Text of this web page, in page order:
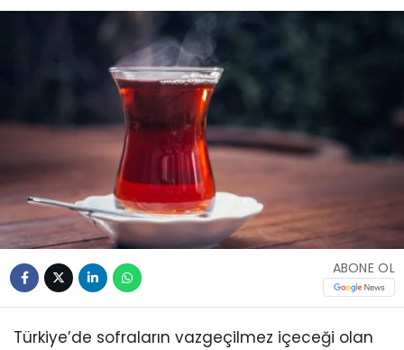
ABONE OL
Türkiye’de sofraların vazgeçilmez içeceği olan